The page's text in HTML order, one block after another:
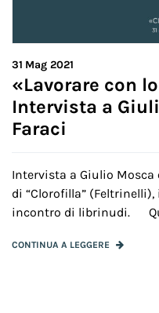
31 Mag 2021
«Lavorare con
Intervista a
Faraci
Intervista a Giulio Mosca
di “Clorofilla”
incontro di librinudi.
CONTINUA A LEGGERE